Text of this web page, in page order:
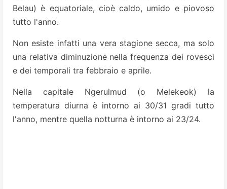
Belau) è equatoriale, cioè caldo, umido e piovoso
tutto l'anno.
Non esiste infatti una vera stagione secca, ma solo
una relativa diminuzione nella frequenza dei rovesci
e dei temporali tra febbraio e aprile.
Nella capitale Ngerulmud (o Melekeok) la
temperatura diurna è intorno ai 30/31 gradi tutto
l'anno, mentre quella notturna è intorno ai 23/24.